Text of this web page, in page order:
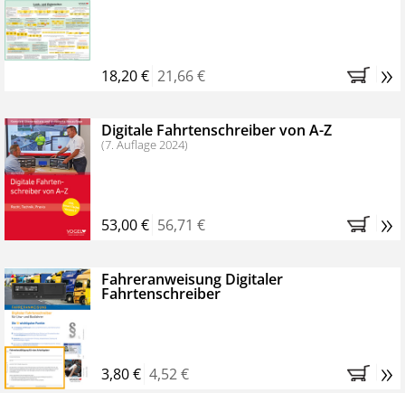
Bestellen Sie jetzt das VerkehrsRundschau Profipaket im
Kennenlern-Abo für zwei Monate (inkl. der derzeitig
Monaten brauchen Sie nichts weiter tun, das
Abonnement endet automatisch, es entstehen keine
weiteren Verpflichtungen.
18,20 € 21,66 € »
Digitale Fahrtenschreiber von A-Z
(7. Auflage 2024)
53,00 € 56,71 € »
Fahreranweisung Digitaler
Fahrtenschreiber
3,80 € 4,52 € »